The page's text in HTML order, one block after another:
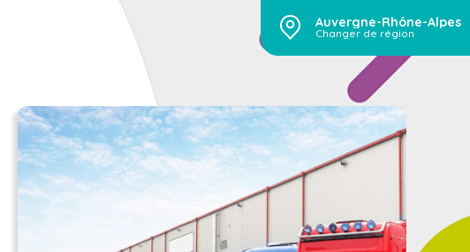
Auvergne-Rhône-Alpes
Changer de région